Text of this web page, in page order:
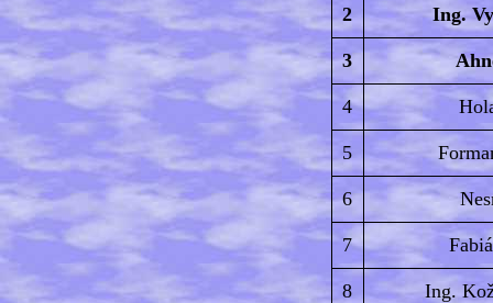
2 Ing.
3
4
5
6
7
8 Ing.